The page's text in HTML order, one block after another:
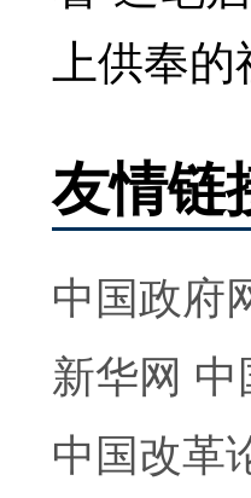
上供奉
友情链
中国政府
新华网
中国改革